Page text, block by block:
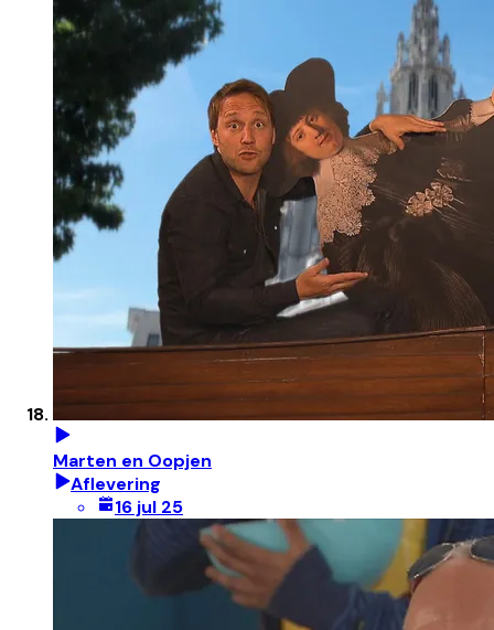
Marten en Oopjen
Aflevering
16 jul 25